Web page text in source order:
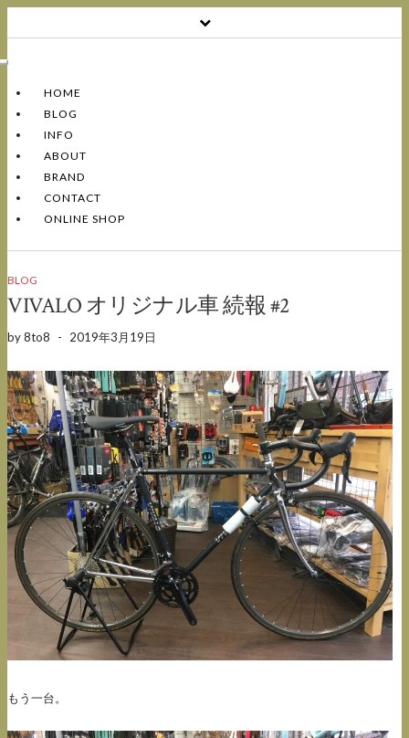
Toggle
HOME
BLOG
INFO
ABOUT
BRAND
CONTACT
ONLINE SHOP
BLOG
VIVALO オリジナル車 続報 #2
by8to8 - 2019年3月19日
もう一台。